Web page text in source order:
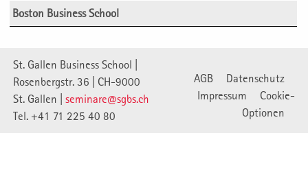
Boston Business School
St. Gallen Business School |
Rosenbergstr. 36 | CH-9000
St. Gallen | seminare@sgbs.ch
Tel. +41 71 225 40 80
AGB
Datenschutz
Impressum
Cookie-
Optionen